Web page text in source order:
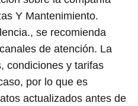
Y Mantenimiento.
se recomienda
de atención. La
condiciones y tarifas
por lo que es
actualizados antes de